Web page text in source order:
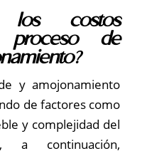
los costos
proceso de
y amojonamiento
de factores como
y complejidad del
a continuación,